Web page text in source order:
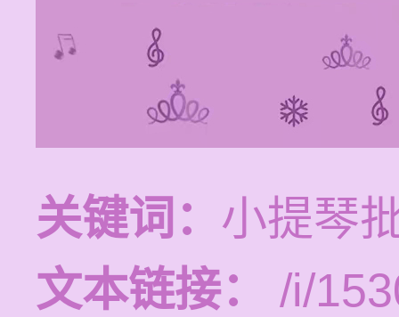
关键词： 小提琴
文本链接：
/i/